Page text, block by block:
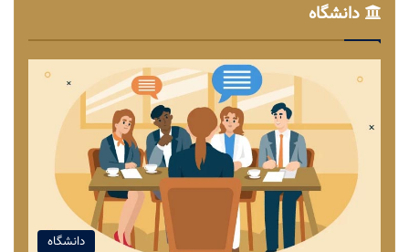
دانشگاه
دانشگاه